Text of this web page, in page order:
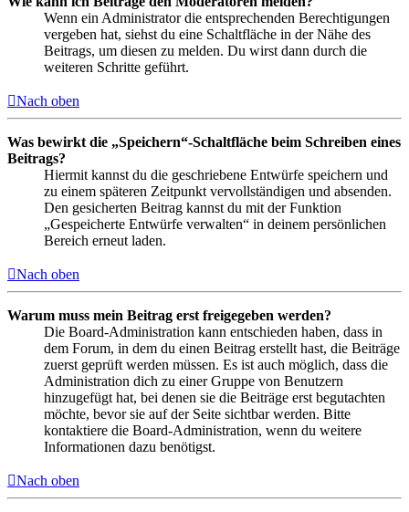
Wenn ein Administrator die entsprechenden Berechtigungen
vergeben hat, siehst du eine Schaltfläche in der Nähe des
Beitrags, um diesen zu melden. Du wirst dann durch die
weiteren Schritte geführt.
Nach oben
Was bewirkt die „Speichern“-Schaltfläche beim Schreiben eines
Beitrags?
Hiermit kannst du die geschriebene Entwürfe speichern und
zu einem späteren Zeitpunkt vervollständigen und absenden.
Den gesicherten Beitrag kannst du mit der Funktion
„Gespeicherte Entwürfe verwalten“ in deinem persönlichen
Bereich erneut laden.
Nach oben
Warum muss mein Beitrag erst freigegeben werden?
Die Board-Administration kann entschieden haben, dass in
dem Forum, in dem du einen Beitrag erstellt hast, die Beiträge
zuerst geprüft werden müssen. Es ist auch möglich, dass die
Administration dich zu einer Gruppe von Benutzern
hinzugefügt hat, bei denen sie die Beiträge erst begutachten
möchte, bevor sie auf der Seite sichtbar werden. Bitte
kontaktiere die Board-Administration, wenn du weitere
Informationen dazu benötigst.
Nach oben